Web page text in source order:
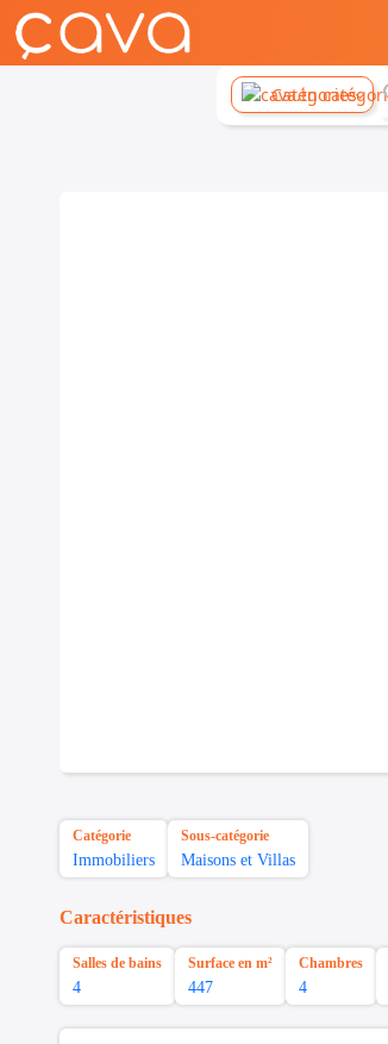
Catégories
Catégorie
Immobiliers
Sous-catégorie
Maisons et Villas
Caractéristiques
Salles de bains
4
Surface en m²
447
Chambres
4